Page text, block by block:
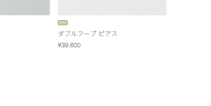
ダブルフープ ピアス
¥39,600